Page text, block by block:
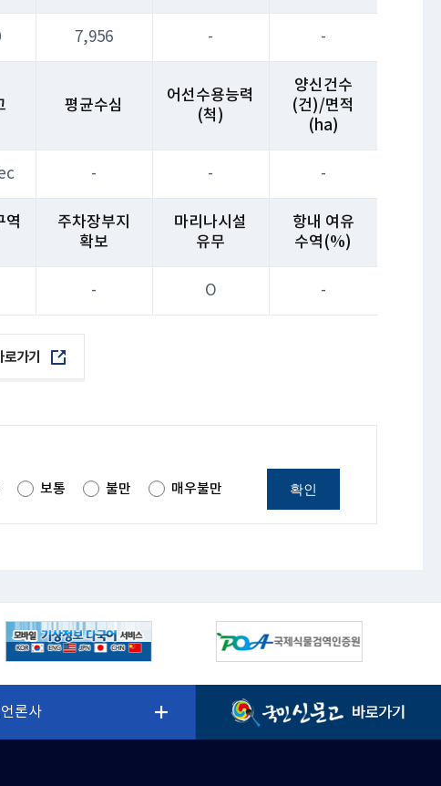
7,956 - -
평균수심
어선수용능력
(척)
양신건수
(건)/면적
(ha)
- - -
역
주차장부지
확보
마리나시설
유무
항내 여유
수역(%)
- O -
가기
보통 불만 매우불만 확인
론사